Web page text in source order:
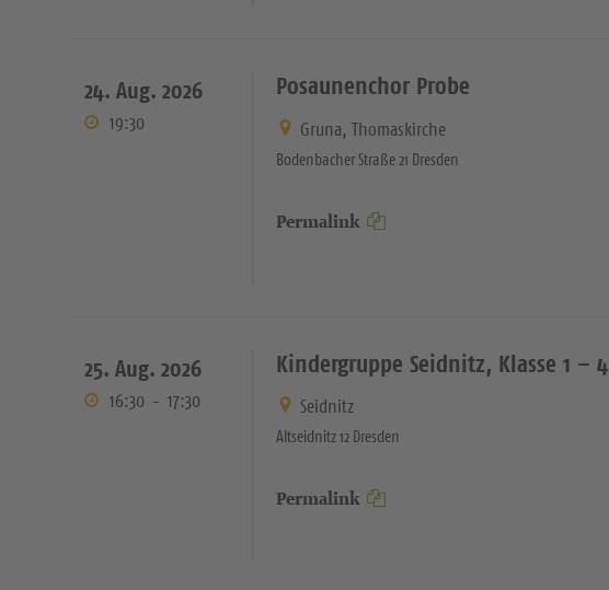
24. Aug. 2026
19:30
Posaunenchor Probe
Gruna, Thomaskirche
Bodenbacher Straße 21 Dresden
Permalink
25. Aug. 2026
16:30 - 17:30
Kindergruppe Seidnitz, Klasse 1 – 4
Seidnitz
Altseidnitz 12 Dresden
Permalink